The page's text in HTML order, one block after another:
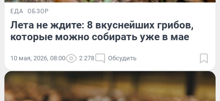
ЕДА ОБЗОР
Лета не ждите: 8 вкуснейших грибов,
которые можно собирать уже в мае
10 мая, 2026, 08:00 2 278 Обсудить